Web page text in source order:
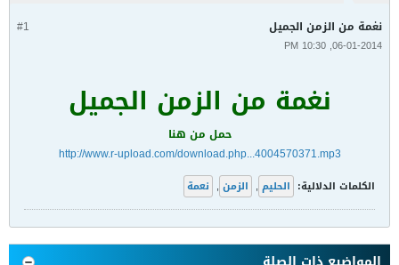
#1 نغمة من الزمن الجميل
06-01-2014, 10:30 PM
نغمة من الزمن الجميل
حمل من هنا
http://www.r-upload.com/download.php...4004570371.mp3
الكلمات الدلالية: الحليم , الزمن , نعمة